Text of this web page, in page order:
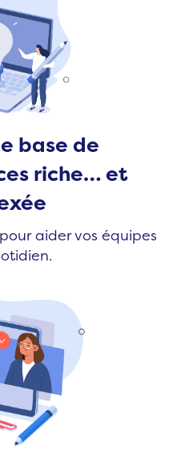
base de
riche… et
aider vos équipes